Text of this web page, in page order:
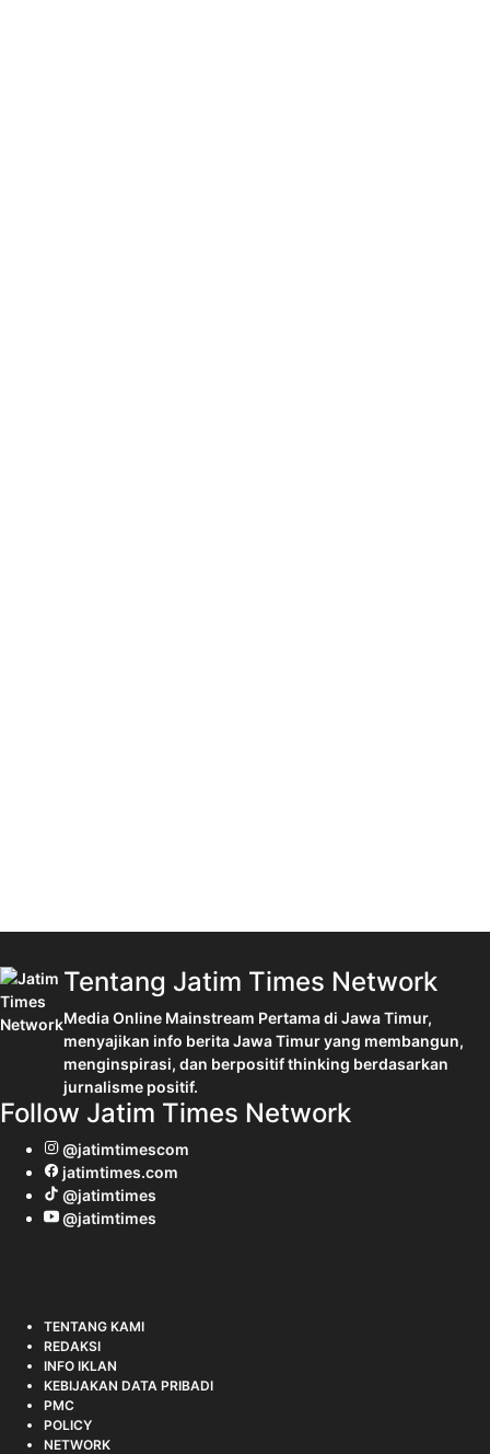
Tentang Jatim Times Network
Media Online Mainstream Pertama di Jawa Timur,
menyajikan info berita Jawa Timur yang membangun,
menginspirasi, dan berpositif thinking berdasarkan
jurnalisme positif.
Follow Jatim Times Network
@jatimtimescom
jatimtimes.com
@jatimtimes
@jatimtimes
TENTANG KAMI
REDAKSI
INFO IKLAN
KEBIJAKAN DATA PRIBADI
PMC
POLICY
NETWORK